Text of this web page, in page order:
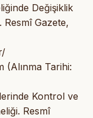
Değişiklik
Resmî Gazete,
(Alınma Tarihi:
Kontrol ve
Resmî